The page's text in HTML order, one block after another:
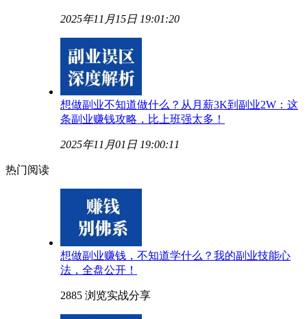
2025年11月15日 19:01:20
想做副业不知道做什么？从月薪3K到副业2W：这
条副业赚钱攻略，比上班强太多！
2025年11月01日 19:00:11
热门阅读
想做副业赚钱，不知道学什么？我的副业技能心
法，全盘公开！
2885 浏览实战分享